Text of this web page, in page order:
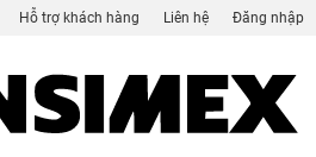
Đăng nhập
Liên hệ
Hỗ trợ khách hàng